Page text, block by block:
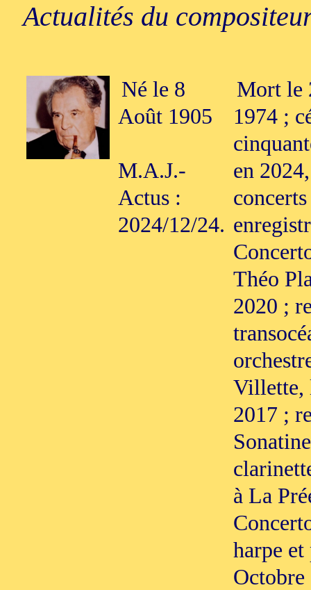
Actualités du
Né le 8
Août 1905
M.A.J.-
Actus :
2024/12/24.
Mort le
1974 ;
en
Théo
2020 ;
Villette,
2017 ;
à La
harpe
Octobre